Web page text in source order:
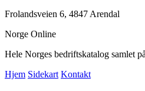
Frolandsveien 6, 4847 Arendal
Norge Online
Hele Norges bedriftskatalog samlet
Hjem Sidekart Kontakt